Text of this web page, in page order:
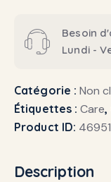
Besoin
Lundi -
Catégorie :Non
Étiquettes :Care,
Product ID: 46951
Description